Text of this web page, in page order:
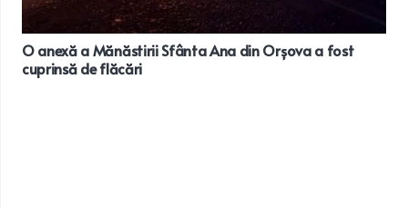
O anexă a Mănăstirii Sfânta Ana din Orșova a fost
cuprinsă de flăcări